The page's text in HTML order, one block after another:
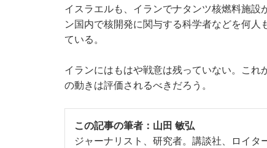
イスラエルも、イランでナタンツ核燃料施
ン国内で核開発に関与する科学者などを何
ている。
イランにはもはや戦意は残っていない。これ
の動きは評価されるべきだろう。
この記事の筆者： 山田 敏弘
ジャーナリスト、研究者。講談社、ロイ